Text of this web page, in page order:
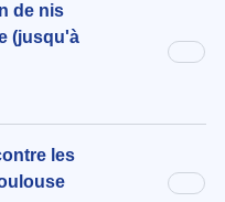
de nis
(jusqu'à
les